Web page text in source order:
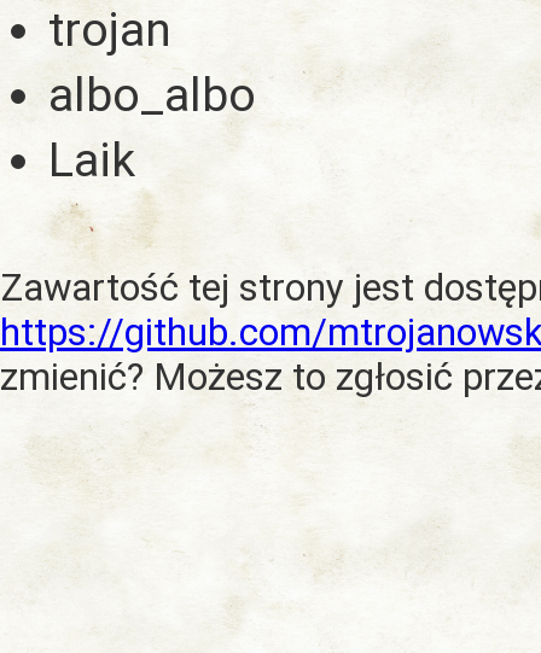
trojan
albo_albo
Laik
Zawartość tej strony jest
https://github.com/
zmienić? Możesz to zgłosić